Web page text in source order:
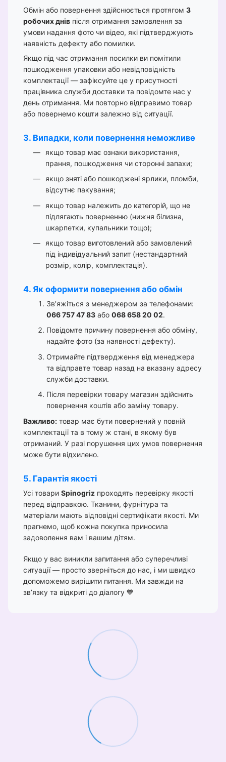
Обмін або повернення здійснюється протягом 3
робочих днів після отримання замовлення за
умови надання фото чи відео, які підтверджують
наявність дефекту або помилки.
Якщо під час отримання посилки ви помітили
пошкодження упаковки або невідповідність
комплектації — зафіксуйте це у присутності
працівника служби доставки та повідомте нас у
день отримання. Ми повторно відправимо товар
або повернемо кошти залежно від ситуації.
3. Випадки, коли повернення неможливе
якщо товар має ознаки використання,
прання, пошкодження чи сторонні запахи;
якщо зняті або пошкоджені ярлики, пломби,
відсутнє пакування;
якщо товар належить до категорій, що не
підлягають поверненню (нижня білизна,
шкарпетки, купальники тощо);
якщо товар виготовлений або замовлений
під індивідуальний запит (нестандартний
розмір, колір, комплектація).
4. Як оформити повернення або обмін
Зв’яжіться з менеджером за телефонами:
066 757 47 83 або 068 658 20 02.
Повідомте причину повернення або обміну,
надайте фото (за наявності дефекту).
Отримайте підтвердження від менеджера
та відправте товар назад на вказану адресу
служби доставки.
Після перевірки товару магазин здійснить
повернення коштів або заміну товару.
Важливо: товар має бути повернений у повній
комплектації та в тому ж стані, в якому був
отриманий. У разі порушення цих умов повернення
може бути відхилено.
5. Гарантія якості
Усі товари Spinogriz проходять перевірку якості
перед відправкою. Тканини, фурнітура та
матеріали мають відповідні сертифікати якості. Ми
прагнемо, щоб кожна покупка приносила
задоволення вам і вашим дітям.
Якщо у вас виникли запитання або суперечливі
ситуації — просто зверніться до нас, і ми швидко
допоможемо вирішити питання. Ми завжди на
зв’язку та відкриті до діалогу 💙